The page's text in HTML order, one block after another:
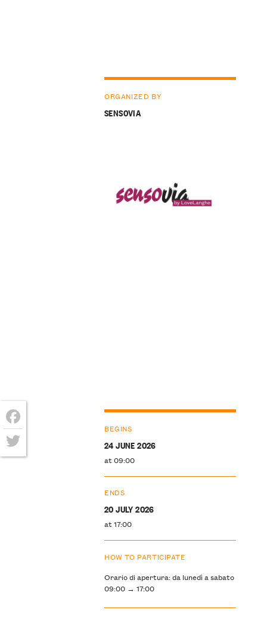
ORGANIZED BY
SENSOVIA
BEGINS
24 JUNE 2026
at 09:00
ENDS
20 JULY 2026
at 17:00
HOW TO PARTICIPATE
Orario di apertura: da lunedì a sabato
09:00 → 17:00
Facebook
Twitter